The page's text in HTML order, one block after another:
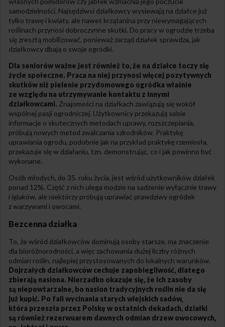
samodzielności. Najsędziwsi działkowcy wysiewają na działce już
tylko trawę i kwiaty, ale nawet krzątanina przy niewymagających
roślinach przynosi dobroczynne skutki. Do pracy w ogrodzie trzeba
się zresztą mobilizować, ponieważ zarząd działek sprawdza, jak
działkowcy dbają o swoje ogródki.
Dla seniorów ważne jest również to, że na działce toczy się
życie społeczne. Praca na niej przynosi więcej pozytywnych
skutków niż pielenie przydomowego ogródka właśnie
ze względu na utrzymywanie kontaktu z innymi
działkowcami. Znajomości na działkach zawiązują się wokół
wspólnej pasji ogrodniczej. Użytkownicy przekazują sobie
informacje o skutecznych metodach uprawy, rozszczepiania,
próbują nowych metod zwalczania szkodników. Praktykę
uprawiania ogrodu, podobnie jak na przykład praktykę rzemiosła,
przekazuje się w działaniu, tzn. demonstrując, co i jak powinno być
wykonane.
Osób młodych, do 35. roku życia, jest wśród użytkowników działek
ponad 12%. Część z nich ulega modzie na sadzenie wyłącznie trawy
i iglaków, ale niektórzy próbują uprawiać prawdziwy ogródek
z warzywami i owocami.
Bezcenna działka
To, że wśród działkowców dominują osoby starsze, ma znaczenie
dla bioróżnorodności, a więc zachowania dużej liczby różnych
odmian roślin, najlepiej przystosowanych do lokalnych warunków.
Dojrzałych działkowców cechuje zapobiegliwość, dlatego
zbierają nasiona. Nierzadko okazuje się, że ich zasoby
są niepowtarzalne, bo nasion tradycyjnych roślin nie da się
już kupić. Po fali wycinania starych wiejskich sadów,
która przeszła przez Polskę w ostatnich dekadach, działki
są również rezerwuarem dawnych odmian drzew owocowych,